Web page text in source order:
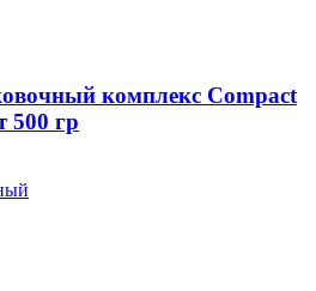
комплекс Compact
500 гр